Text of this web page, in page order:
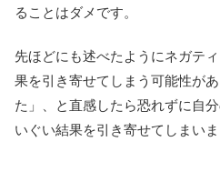
ることはダメです。
先ほどにも述べたようにネガテ
果を引き寄せてしまう可能性が
た」、と直感したら恐れずに自
いぐい結果を引き寄せてしまいま